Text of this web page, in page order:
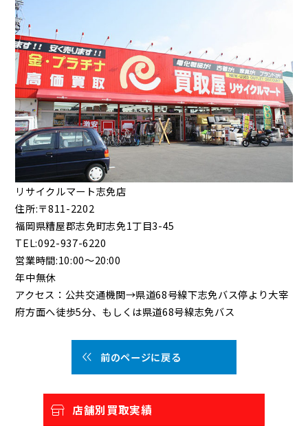
リサイクルマート志免店
住所:〒811-2202
福岡県糟屋郡志免町志免1丁目3-45
TEL:092-937-6220
営業時間:10:00～20:00
年中無休
アクセス：公共交通機関→県道68号線下志免バス停より大宰
府方面へ徒歩5分、もしくは県道68号線志免バス
前のページに戻る
店舗別買取実績